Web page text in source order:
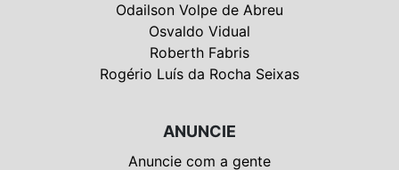
Odailson Volpe de Abreu
Osvaldo Vidual
Roberth Fabris
Rogério Luís da Rocha Seixas
ANUNCIE
Anuncie com a gente